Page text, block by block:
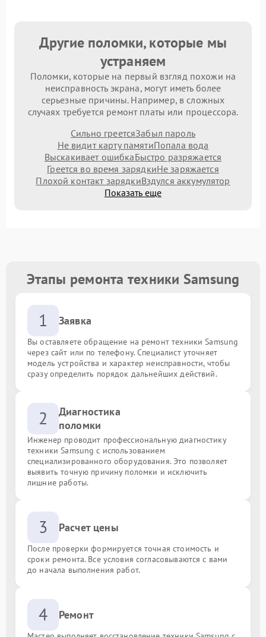
Другие поломки, которые мы
устраняем
Поломки, которые на первый взгляд похожи на
неисправность экрана, могут иметь более
серьезные причины. Например, в сложных
случаях требуется ремонт платы или процессора.
Сильно греетсяЗабыл пароль
Не видит карту памятиПопала вода
Выскакивает ошибкаБыстро разряжается
Греется во время зарядкиНе заряжается
Плохой контакт зарядкиВздулся аккумулятор
Показать еще
Этапы ремонта техники Samsung
1 Заявка
Вы оставляете обращение на ремонт техники Samsung
через сайт или по телефону. Специалист уточняет
модель устройства и характер неисправности, чтобы
сразу определить порядок дальнейших действий.
2
Диагностика
поломки
Инженер проводит профессиональную диагностику
техники Samsung с использованием
специализированного оборудования. Это позволяет
выявить точную причину поломки и исключить
лишние работы.
3 Расчет цены
После проверки формируется точная стоимость и
сроки ремонта. Все условия согласовываются с вами
до начала выполнения работ.
4 Ремонт